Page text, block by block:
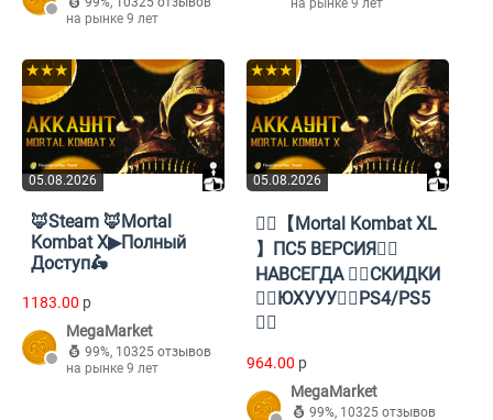
на рынке 9 лет
на рынке 9 лет
05.08.2026
★★★
🦊Steam 🦊Mortal
Kombat X▶Полный
Доступ🛵
1183.00 p
MegaMarket
99%, 10325 отзывов
на рынке 9 лет
05.08.2026
★★★
❤️‍🔥【Mortal Kombat XL
】ПС5 ВЕРСИЯ❤️‍🔥
НАВСЕГДА ❤️‍🔥СКИДКИ
❤️‍🔥ЮХУУУ❤️‍🔥PS4/PS5
❤️‍🔥
964.00 p
MegaMarket
99%, 10325 отзывов